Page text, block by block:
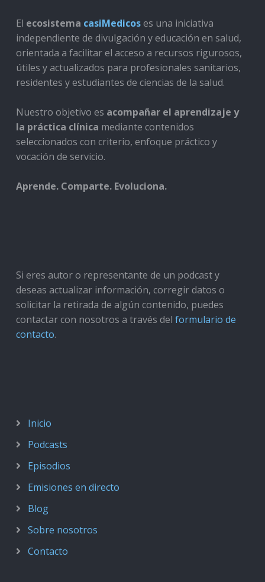
El ecosistema casiMedicoses una iniciativa
independiente de divulgación y educación en salud,
orientada a facilitar el acceso a recursos rigurosos,
útiles y actualizados para profesionales sanitarios,
residentes y estudiantes de ciencias de la salud.
Nuestro objetivo es acompañar el aprendizaje y
la práctica clínica mediante contenidos
seleccionados con criterio, enfoque práctico y
vocación de servicio.
Aprende. Comparte. Evoluciona.
Si eres autor o representante de un podcast y
deseas actualizar información, corregir datos o
solicitar la retirada de algún contenido, puedes
contactar con nosotros a través del formulario de
contacto.
Inicio
Podcasts
Episodios
Emisiones en directo
Blog
Sobre nosotros
Contacto